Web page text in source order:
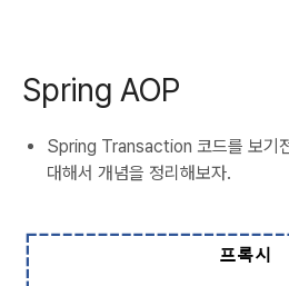
Spring AOP
Spring Transaction 코드를 보기
대해서 개념을 정리해보자.